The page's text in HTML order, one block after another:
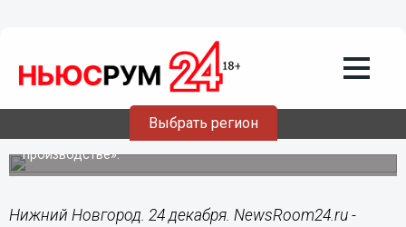
Выбрать регион
24.12.202407:30
Нижегородец ушел на СВО под угрозой
ареста земли и дачи
Мужчина воспользовался ФЗ «Об исполнительном
производстве».
Нижний Новгород. 24 декабря. NewsRoom24.ru -